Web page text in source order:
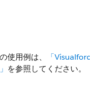
使用例は、
「
を参照してください。